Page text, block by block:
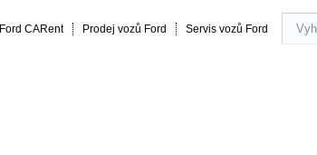
Ford CARent Prodej vozů Ford Servis vozů Ford